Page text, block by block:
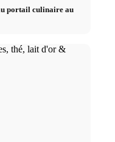
portail culinaire au